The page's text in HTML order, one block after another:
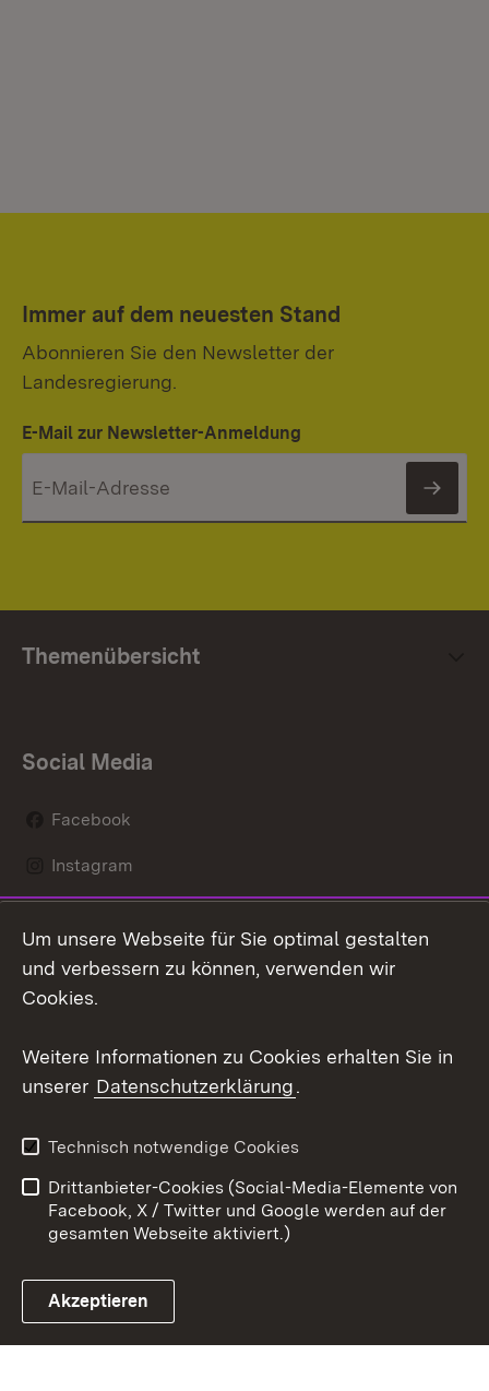
Immer auf dem neuesten Stand
Abonnieren Sie den Newsletter der
Landesregierung.
E-Mail zur Newsletter-Anmeldung
Themenübersicht
Social Media
Facebook
Instagram
Mastodon
Youtube
Link zum Landesportal
Kontakt
Datenschutz
Barrierefreiheit
Impressum Cookies
Um unsere Webseite für Sie optimal gestalten
und verbessern zu können, verwenden wir
Cookies.
Weitere Informationen zu Cookies erhalten Sie in
unserer Datenschutzerklärung.
Technisch notwendige Cookies
Drittanbieter-Cookies (Social-Media-Elemente von
Facebook, X / Twitter und Google werden auf der
gesamten Webseite aktiviert.)
Akzeptieren